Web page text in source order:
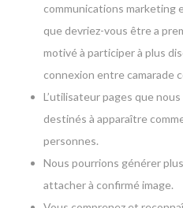
communications marketing
que devriez-vous être a
motivé à participer à plus
connexion entre camarade
L’utilisateur pages que
destinés à apparaître
personnes.
Nous pourrions générer
attacher à confirmé image.